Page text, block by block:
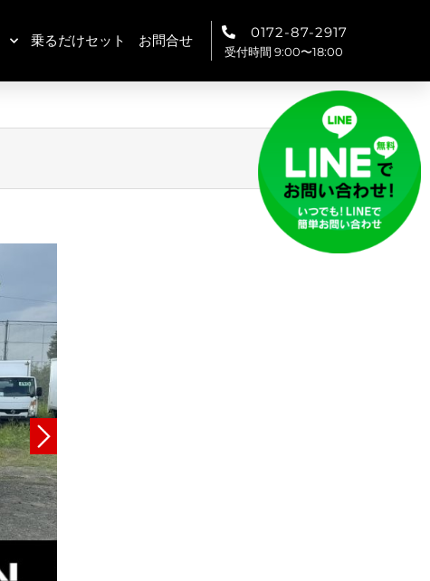
乗るだけセット お問合せ 0172-87-2917
受付時間 9:00〜18:00